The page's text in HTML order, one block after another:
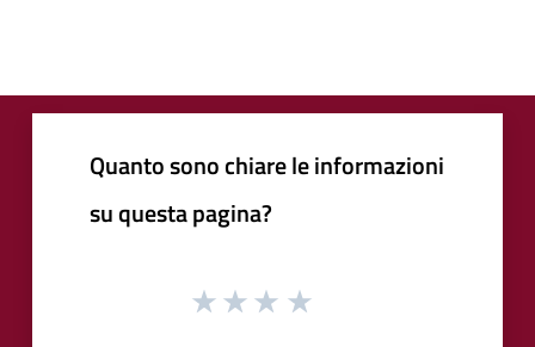
Quanto sono chiare le informazioni
su questa pagina?